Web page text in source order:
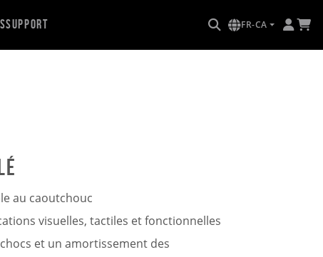
Support FR-CA
au caoutchouc
visuelles, tactiles et fonctionnelles
et un amortissement des